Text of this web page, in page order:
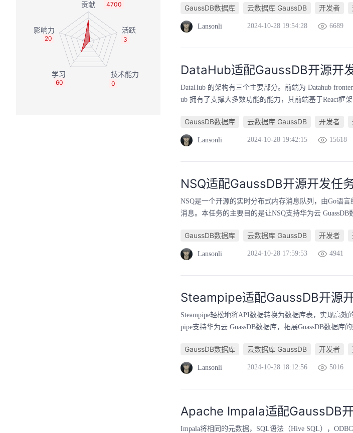
4700
3
0
60
20
GaussDB数据库 云数据库 GaussDB 开发者
Lansonli 2024-10-28 19:54:28 6689
DataHub适配GaussDB开源开
DataHub 的架构有三个主要部分。前端为 Datahub
ub 拥有了支撑大多数功能的能力，其前端基于React框
GaussDB数据库 云数据库 GaussDB 开发者
Lansonli 2024-10-28 19:42:15 15618
NSQ适配GaussDB开源开发任
NSQ是一个开源的实时分布式内存消息队列，由Go语
消息。本任务的主要目的是让NSQ支持华为云
GaussDB数据库 云数据库 GaussDB 开发者
Lansonli 2024-10-28 17:59:53 4941
Steampipe适配GaussDB开源
Steampipe轻松地将API数据转换为数据库表，实现高
pipe支持华为云 GuassDB数据库，拓展GuassDB数据库
GaussDB数据库 云数据库 GaussDB 开发者
Lansonli 2024-10-28 18:12:56 5016
Apache Impala适配GaussDB
Impala将相同的元数据，SQL语法（Hive SQL），